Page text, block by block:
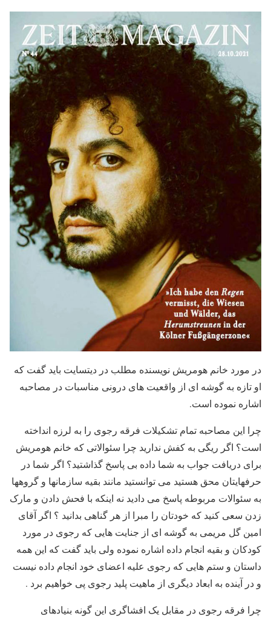
در مورد خانم هومریش نویسنده مطلب در دیتسایت باید گفت که
او تازه به گوشه ای از واقعیت های درونی مناسبات در مصاحبه
اشاره نموده است.
چرا این مصاحبه تمام تشکیلات فرقه رجوی را به لرزه انداخته
است؟ اگر ریگی به کفش ندارید چرا سئوالاتی که خانم هومریش
برای دریافت جواب به شما داده بی پاسخ گذاشتید؟ اگر شما در
حرفهایتان محق هستید می توانستید مانند بقیه سازمانها و گروهها
به سئوالات مربوطه پاسخ می دادید نه اینکه با فحش دادن و مارک
زدن سعی کنید که خودتان را مبرا از هر گناهی بدانید ؟ اگر آقای
امین گل مریمی به گوشه ای از جنایت هایی که رجوی در مورد
کودکان و بقیه انجام داده اشاره نموده ولی باید گفت که این همه
داستان و ستم هایی که رجوی علیه اعضای خود انجام داده نیست
و در آینده به ابعاد دیگری از ماهیت پلید رجوی پی خواهیم برد .
چرا فرقه رجوی در مقابل یک افشاگری این گونه بنیادهای